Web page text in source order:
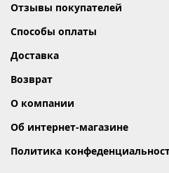
Отзывы покупателей
Способы оплаты
Доставка
Возврат
О компании
Об интернет-магазине
Политика